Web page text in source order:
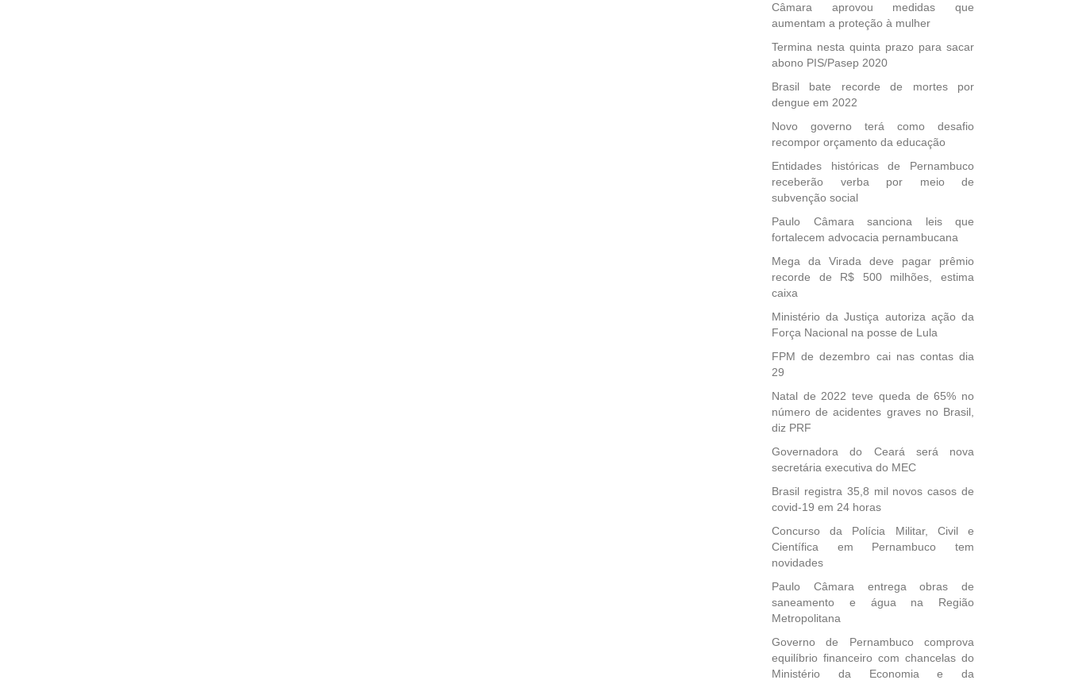
Câmara aprovou medidas que
aumentam a proteção à mulher
Termina nesta quinta prazo para sacar
abono PIS/Pasep 2020
Brasil bate recorde de mortes por
dengue em 2022
Novo governo terá como desafio
recompor orçamento da educação
Entidades históricas de Pernambuco
receberão verba por meio de
subvenção social
Paulo Câmara sanciona leis que
fortalecem advocacia pernambucana
Mega da Virada deve pagar prêmio
recorde de R$ 500 milhões, estima
caixa
Ministério da Justiça autoriza ação da
Força Nacional na posse de Lula
FPM de dezembro cai nas contas dia
29
Natal de 2022 teve queda de 65% no
número de acidentes graves no Brasil,
diz PRF
Governadora do Ceará será nova
secretária executiva do MEC
Brasil registra 35,8 mil novos casos de
covid-19 em 24 horas
Concurso da Polícia Militar, Civil e
Científica em Pernambuco tem
novidades
Paulo Câmara entrega obras de
saneamento e água na Região
Metropolitana
Governo de Pernambuco comprova
equilíbrio financeiro com chancelas do
Ministério da Economia e da